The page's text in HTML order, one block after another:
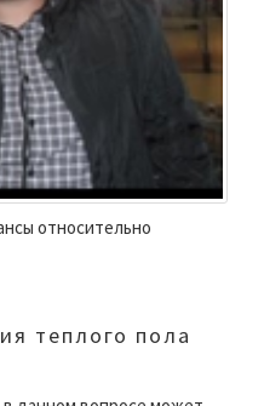
относительно
теплого пола